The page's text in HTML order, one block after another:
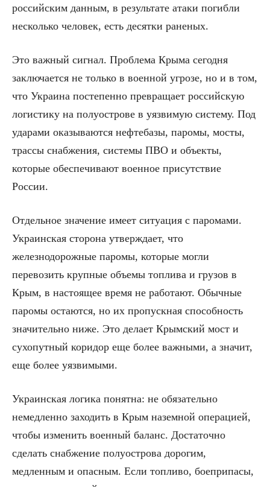
российским данным, в результате атаки погибли
несколько человек, есть десятки раненых.
Это важный сигнал. Проблема Крыма сегодня
заключается не только в военной угрозе, но и в том,
что Украина постепенно превращает российскую
логистику на полуострове в уязвимую систему. Под
ударами оказываются нефтебазы, паромы, мосты,
трассы снабжения, системы ПВО и объекты,
которые обеспечивают военное присутствие
России.
Отдельное значение имеет ситуация с паромами.
Украинская сторона утверждает, что
железнодорожные паромы, которые могли
перевозить крупные объемы топлива и грузов в
Крым, в настоящее время не работают. Обычные
паромы остаются, но их пропускная способность
значительно ниже. Это делает Крымский мост и
сухопутный коридор еще более важными, а значит,
еще более уязвимыми.
Украинская логика понятна: не обязательно
немедленно заходить в Крым наземной операцией,
чтобы изменить военный баланс. Достаточно
сделать снабжение полуострова дорогим,
медленным и опасным. Если топливо, боеприпасы,